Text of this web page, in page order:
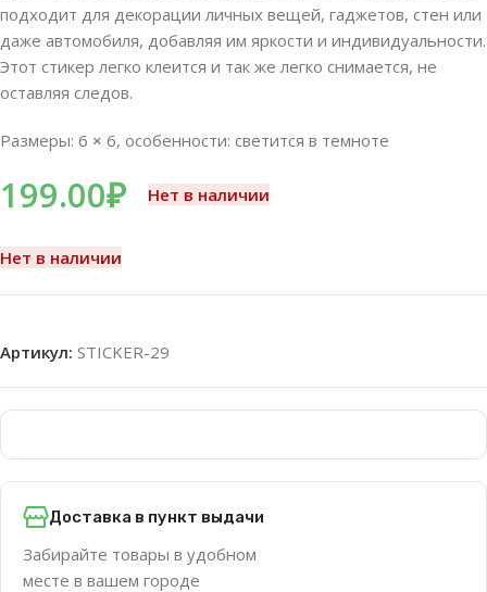
подходит для декорации личных вещей, гаджетов, стен или
даже автомобиля, добавляя им яркости и индивидуальности.
Этот стикер легко клеится и так же легко снимается, не
оставляя следов.
Размеры: 6 × 6, особенности: светится в темноте
199.00₽ Нет в наличии
Нет в наличии
Артикул: STICKER-29
Доставка в пункт выдачи
Забирайте товары в удобном
месте в вашем городе